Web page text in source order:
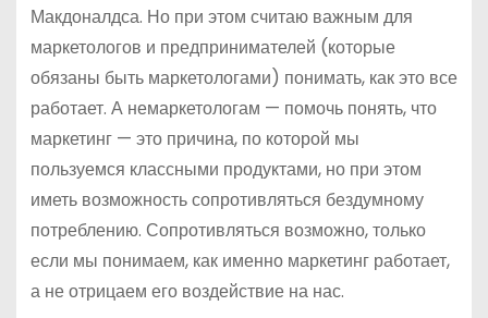
Макдоналдса. Но при этом считаю важным для
маркетологов и предпринимателей (которые
обязаны быть маркетологами) понимать, как это все
работает. А немаркетологам — помочь понять, что
маркетинг — это причина, по которой мы
пользуемся классными продуктами, но при этом
иметь возможность сопротивляться бездумному
потреблению. Сопротивляться возможно, только
если мы понимаем, как именно маркетинг работает,
а не отрицаем его воздействие на нас.